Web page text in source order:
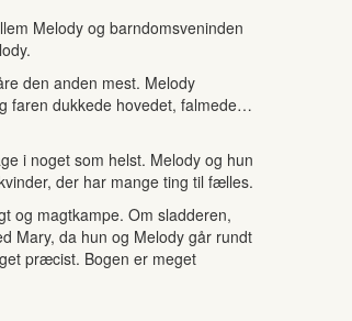
Melody og barndomsveninden
den anden mest. Melody
faren dukkede hovedet, falmede…
i noget som helst. Melody og hun
der har mange ting til fælles.
og magtkampe. Om sladderen,
Mary, da hun og Melody går rundt
præcist. Bogen er meget